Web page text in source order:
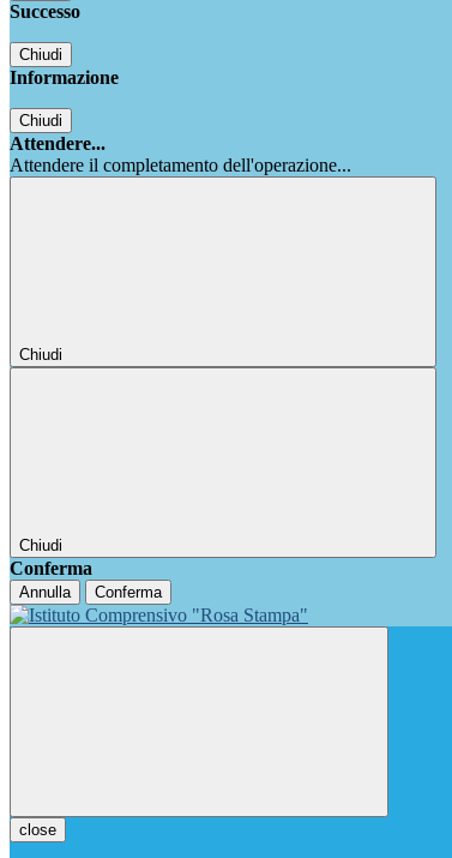
Successo
Chiudi
Informazione
Chiudi
Attendere...
Attendere il completamento dell'operazione...
Chiudi
Chiudi
Conferma
Annulla Conferma
close